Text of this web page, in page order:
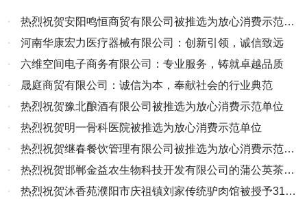
·
热烈祝贺安阳鸣恒商贸有限公司被推选为放心消费示范单
位
·
河南华康宏力医疗器械有限公司：创新引领，诚信致远
·
六维空间电子商务有限公司：专业服务，铸就卓越品质
·
晟庭商贸有限公司：诚信为本，奉献社会的行业典范
·
热烈祝贺豫北酿酒有限公司被推选为放心消费示范单位
·
热烈祝贺明一骨科医院被推选为放心消费示范单位
·
热烈祝贺继春餐饮管理有限公司被推选为放心消费示范单
位
·
热烈祝贺邯郸金益农生物科技开发有限公司的蒲公英茶被
推选为“百佳地方特色产品”
·
热烈祝贺沐香苑濮阳市庆祖镇刘家传统驴肉馆被授予315